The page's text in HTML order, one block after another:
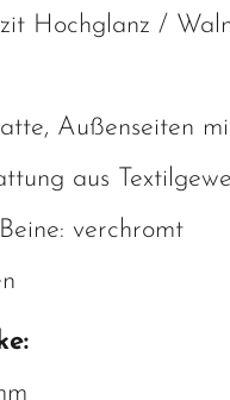
Hochglanz /
Außenseiten
aus
verchromt